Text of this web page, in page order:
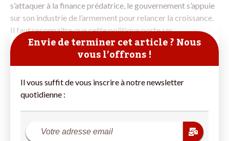
s’attaquer à la finance prédatrice, le gouvernement s’appuie
sur son industrie de l’armement pour relancer la croissance.
Il faut reconnaître que cette politique porte ses
Envie de terminer cet article ? Nous
vous l’offrons !
Il vous suffit de vous inscrire à notre newsletter
quotidienne :